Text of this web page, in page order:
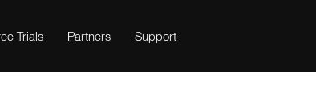
Trials Partners Support